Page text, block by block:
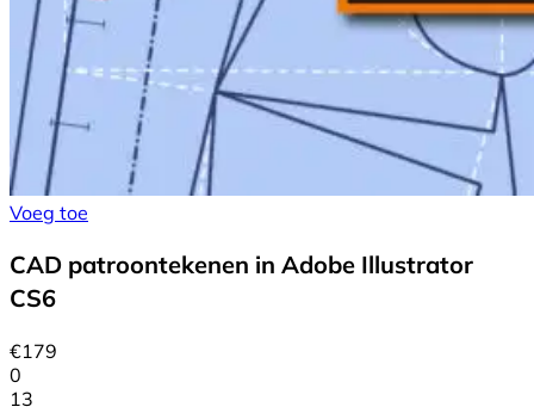
Voeg toe
CAD patroontekenen in Adobe Illustrator
CS6
€179
0
13